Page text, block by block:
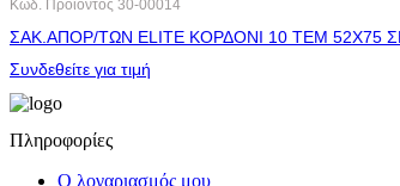
Κωδ. Προϊόντος 30-00014
ΣΑΚ.ΑΠΟΡ/ΤΩΝ ELITE ΚΟΡΔΟΝΙ 10 ΤΕΜ 52X75
Συνδεθείτε για τιμή
Πληροφορίες
Ο λογαριασμός μου